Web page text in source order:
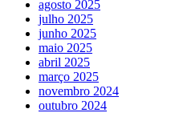
agosto 2025
julho 2025
junho 2025
maio 2025
abril 2025
março 2025
novembro 2024
outubro 2024